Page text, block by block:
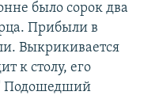
было сорок два
Прибыли в
Выкрикивается
к столу, его
Подошедший